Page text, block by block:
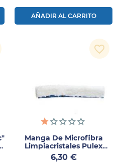
AÑADIR AL CARRITO
Manga De Microfibra
Limpiacristales Pulex
25cm 1ud
Precio
6,30 €
favorite_border